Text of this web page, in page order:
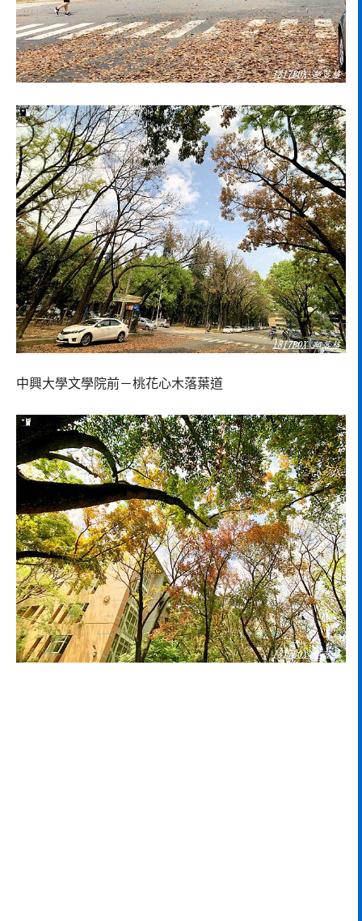
中興大學文學院前－桃花心木落葉道